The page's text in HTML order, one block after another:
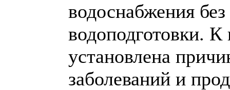
водоснабжения
водоподготовки.
установлена
заболеваний и